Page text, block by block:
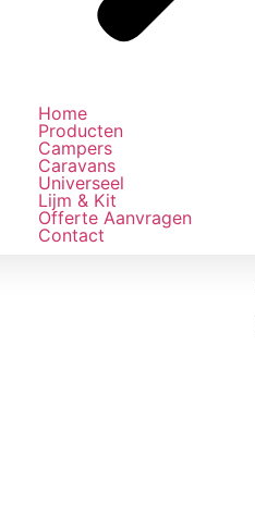
Home
Producten
Campers
Caravans
Universeel
Lijm & Kit
Offerte Aanvragen
Contact